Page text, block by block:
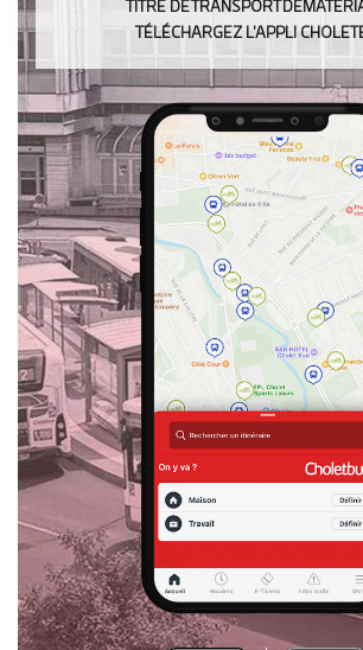
TITRE DE TRANSPORT
TÉLÉCHARGEZ L’APPLI